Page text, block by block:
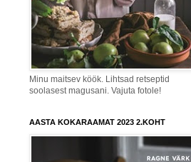
Minu maitsev köök. Lihtsad retseptid
soolasest magusani. Vajuta fotole!
AASTA KOKARAAMAT 2023 2.KOHT